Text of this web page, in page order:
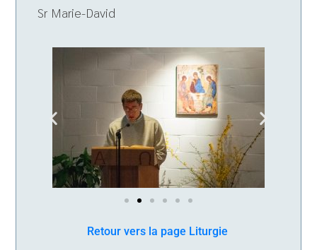
Sr Marie-David
Retour vers la page Liturgie